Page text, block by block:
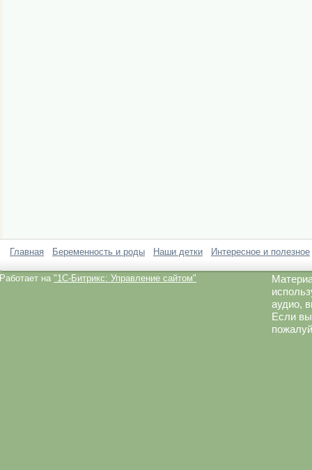
Главная Беременность и роды Наши детки Интересное и полезное
Работает на "1C-Битрикс: Управление сайтом"
аудио,
Если вы